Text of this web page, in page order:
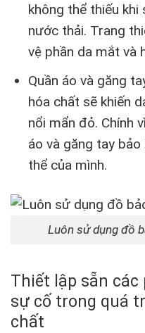
không thể thiếu
nước thải. Trang
vệ phần da mắt và
Quần áo và găng
hóa chất sẽ khiến
nổi mẩn đỏ. Chính
áo và găng tay
thể của mình.
Luôn sử dụng đồ
Thiết lập sẵn các
sự cố trong quá
chất